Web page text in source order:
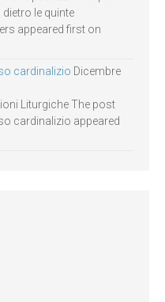
le quinte
appeared first on
cardinalizio Dicembre
Liturgiche The post
cardinalizio appeared